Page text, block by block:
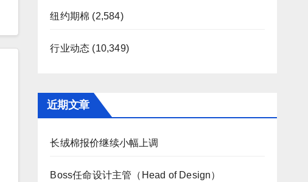
纽约期棉 (2,584)
行业动态 (10,349)
近期文章
长绒棉报价继续小幅上调
Boss任命设计主管（Head of Design）